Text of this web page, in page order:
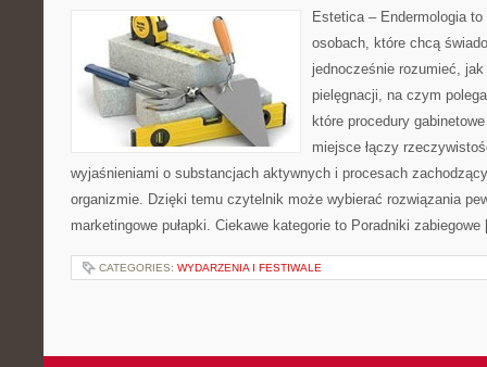
Estetica – Endermologia
osobach, które chcą
jednocześnie rozumieć, jak
pielęgnacji, na czym
które procedury
miejsce łączy
wyjaśnieniami o substancjach aktywnych i procesach
organizmie. Dzięki temu czytelnik może wybierać rozwiązania
marketingowe pułapki. Ciekawe kategorie to Poradniki
CATEGORIES: WYDARZENIA I FESTIWALE